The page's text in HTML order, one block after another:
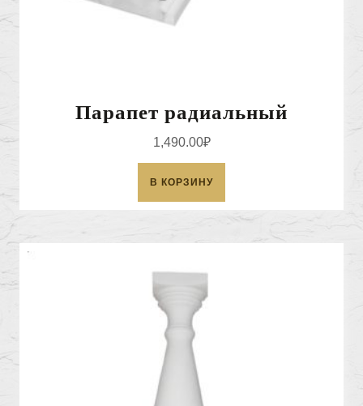
Парапет радиальный
1,490.00₽
В КОРЗИНУ